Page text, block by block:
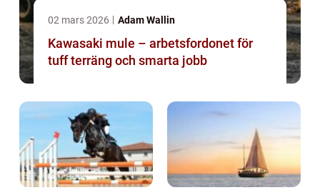
02 mars 2026 Adam Wallin
Kawasaki mule – arbetsfordonet för
tuff terräng och smarta jobb